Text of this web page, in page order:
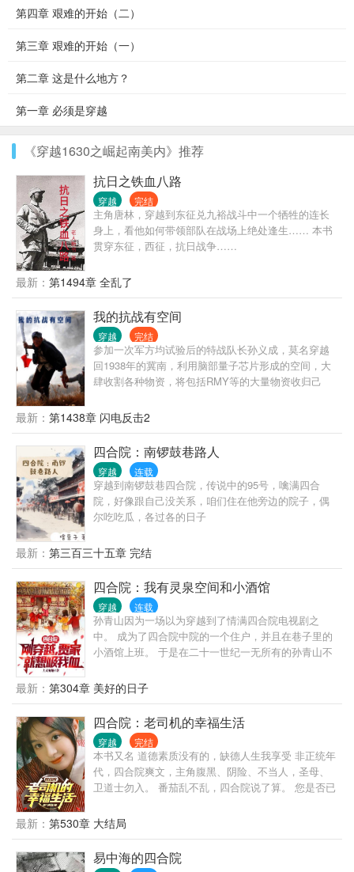
第四章 艰难的开始（二）
第三章 艰难的开始（一）
第二章 这是什么地方？
第一章 必须是穿越
《穿越1630之崛起南美内》推荐
抗日之铁血八路
穿越 完结
主角唐林，穿越到东征兑九裕战斗中一个牺牲的连长
身上，看他如何带领部队在战场上绝处逢生…… 本书
贯穿东征，西征，抗日战争……
最新： 第1494章 全乱了
我的抗战有空间
穿越 完结
参加一次军方均试验后的特战队长孙义成，莫名穿越
回1938年的冀南，利用脑部量子芯片形成的空间，大
肆收割各种物资，将包括RMY等的大量物资收归己
也利用各种物资暗地里帮助自己人，为自己人的军队
创建空军、炮兵部队提供了有力支撑。
最新： 第1438章 闪电反击2
四合院：南锣鼓巷路人
穿越 连载
穿越到南锣鼓巷四合院，传说中的95号，噙满四合
院，好像跟自己没关系，咱们住在他旁边的院子，偶
尔吃吃瓜，各过各的日子
最新： 第三百三十五章 完结
四合院：我有灵泉空间和小酒馆
穿越 连载
孙青山因为一场以为穿越到了情满四合院电视剧之
中。 成为了四合院中院的一个住户，并且在巷子里的
小酒馆上班。 于是在二十一世纪一无所有的孙青山不
手指，灵泉空间。 然而刚刚穿越就碰上了贾东旭女儿
小当的出生。 于是麻烦找上门来了.......
最新： 第304章 美好的日子
四合院：老司机的幸福生活
穿越 完结
本书又名 道德素质没有的，缺德人生我享受 非正统年
代，四合院爽文，主角腹黑、阴险、不当人，圣母、
卫道士勿入。 番茄乱不乱，四合院说了算。 您是否已
己才肯反击，甚至连收女都要找个贾东绿、许大帽得
罪自己的借口才敢下手。 系统都有了还不赶紧浪起
来，在想啥呢？ 如果你也这样认为的话请看这本！ 红
柿子老司机作者王鸿涛来到了禽满四合院，随行还带
最新： 第530章 大结局
易中海的四合院